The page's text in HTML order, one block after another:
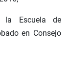
la Escuela de
en Consejo